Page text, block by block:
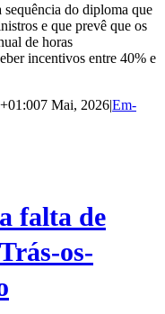
sequência do diploma que
e que prevê que os
de horas
incentivos entre 40% e
7 Mai, 2026|Em-
falta de
os-